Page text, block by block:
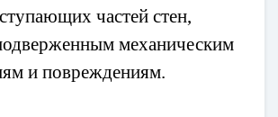
частей стен,
механическим
и повреждениям.